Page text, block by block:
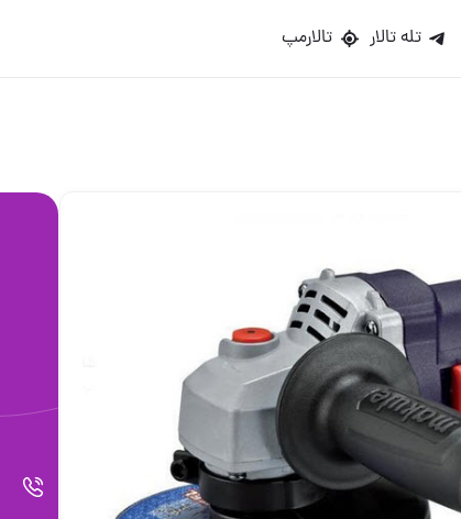
تله تالار تالارمپ